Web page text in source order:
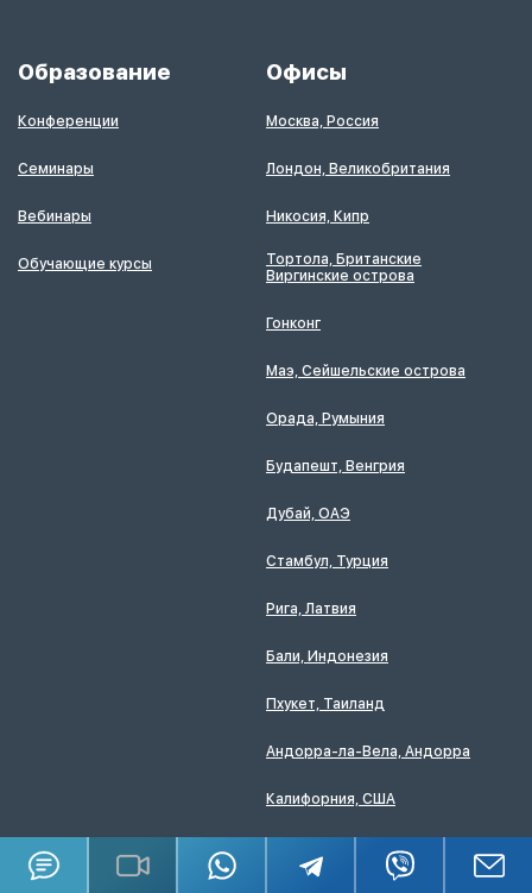
Образование
Конференции
Семинары
Вебинары
Обучающие курсы
Офисы
Москва, Россия
Лондон, Великобритания
Никосия, Кипр
Тортола, Британские
Виргинские острова
Гонконг
Маэ, Сейшельские острова
Орада, Румыния
Будапешт, Венгрия
Дубай, ОАЭ
Стамбул, Турция
Рига, Латвия
Бали, Индонезия
Пхукет, Таиланд
Андорра-ла-Вела, Андорра
Калифорния, США